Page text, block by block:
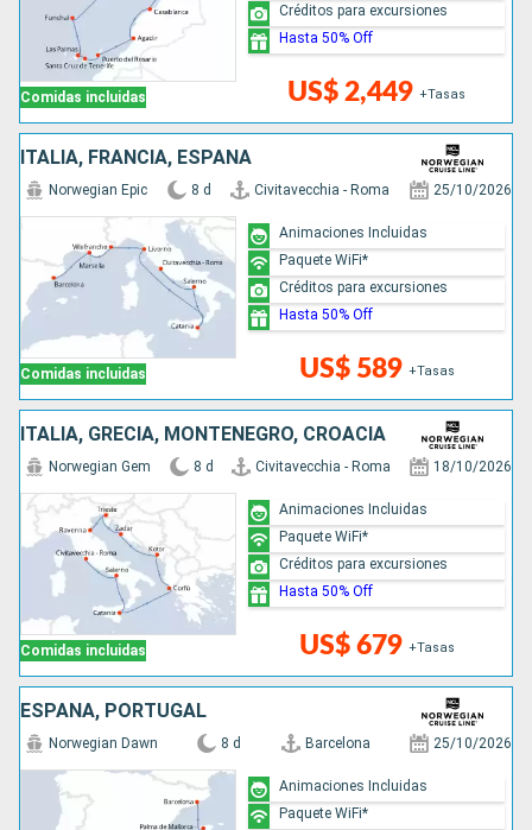
Comidas incluidas US$ 2,449 +Tasas
Créditos para excursiones
Hasta 50% Off
ITALIA, FRANCIA, ESPAÑA
Comidas incluidas
Norwegian Epic 8 d Civitavecchia - Roma 25/10/2026
US$ 589 +Tasas
Animaciones Incluidas
Paquete WiFi*
Créditos para excursiones
Hasta 50% Off
ITALIA, GRECIA, MONTENEGRO, CROACIA
Comidas incluidas
Norwegian Gem 8 d Civitavecchia - Roma 18/10/2026
US$ 679 +Tasas
Animaciones Incluidas
Paquete WiFi*
Créditos para excursiones
Hasta 50% Off
ESPAÑA, PORTUGAL
Norwegian Dawn 8 d Barcelona 25/10/2026
Animaciones Incluidas
Paquete WiFi*